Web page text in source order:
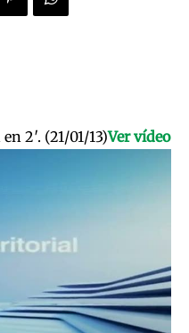
2′. (21/01/13)Ver vídeo